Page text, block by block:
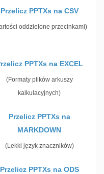
Przelicz PPTXs na CSV
oddzielone przecinkami)
PPTXs na EXCEL
(Formaty plików arkuszy
kalkulacyjnych)
Przelicz PPTXs na
MARKDOWN
(Lekki język znaczników)
Przelicz PPTXs na ODS